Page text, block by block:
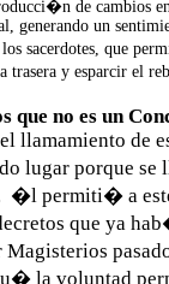
de cambios
generando un
sacerdotes, que
trasera y esparcir el
que no es un
llamamiento de
lugar porque
�l permiti� a
que ya
la voluntad